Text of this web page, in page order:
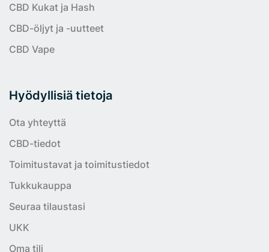
CBD Kukat ja Hash
CBD-öljyt ja -uutteet
CBD Vape
Hyödyllisiä tietoja
Ota yhteyttä
CBD-tiedot
Toimitustavat ja toimitustiedot
Tukkukauppa
Seuraa tilaustasi
UKK
Oma tili